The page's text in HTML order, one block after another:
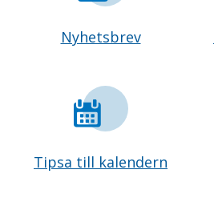
Nyhetsbrev
Tipsa till kalendern